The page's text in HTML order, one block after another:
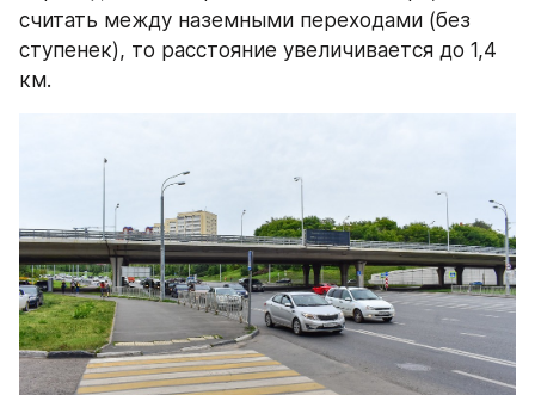
считать между наземными переходами (без
ступенек), то расстояние увеличивается до 1,4
км.